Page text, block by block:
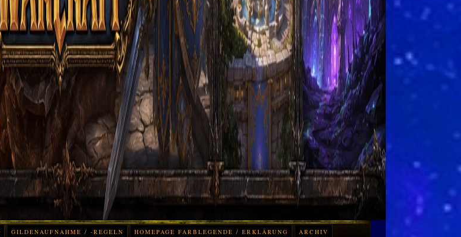
GILDENAUFNAHME / -REGELN HOMEPAGE FARBLEGENDE / ERKLÄRUNG ARCHIV